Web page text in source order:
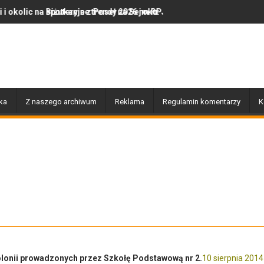
na Sejm RP Katarzyną Królak
2026 roku: Jak polska marka olor.pl podbija serca miłośników
Dobiegły końca prace związane z
Z naszego archiwum Reklama Regulamin komentarzy
prowadzonych przez Szkołę Podstawową nr 2.10 sierpnia 2014